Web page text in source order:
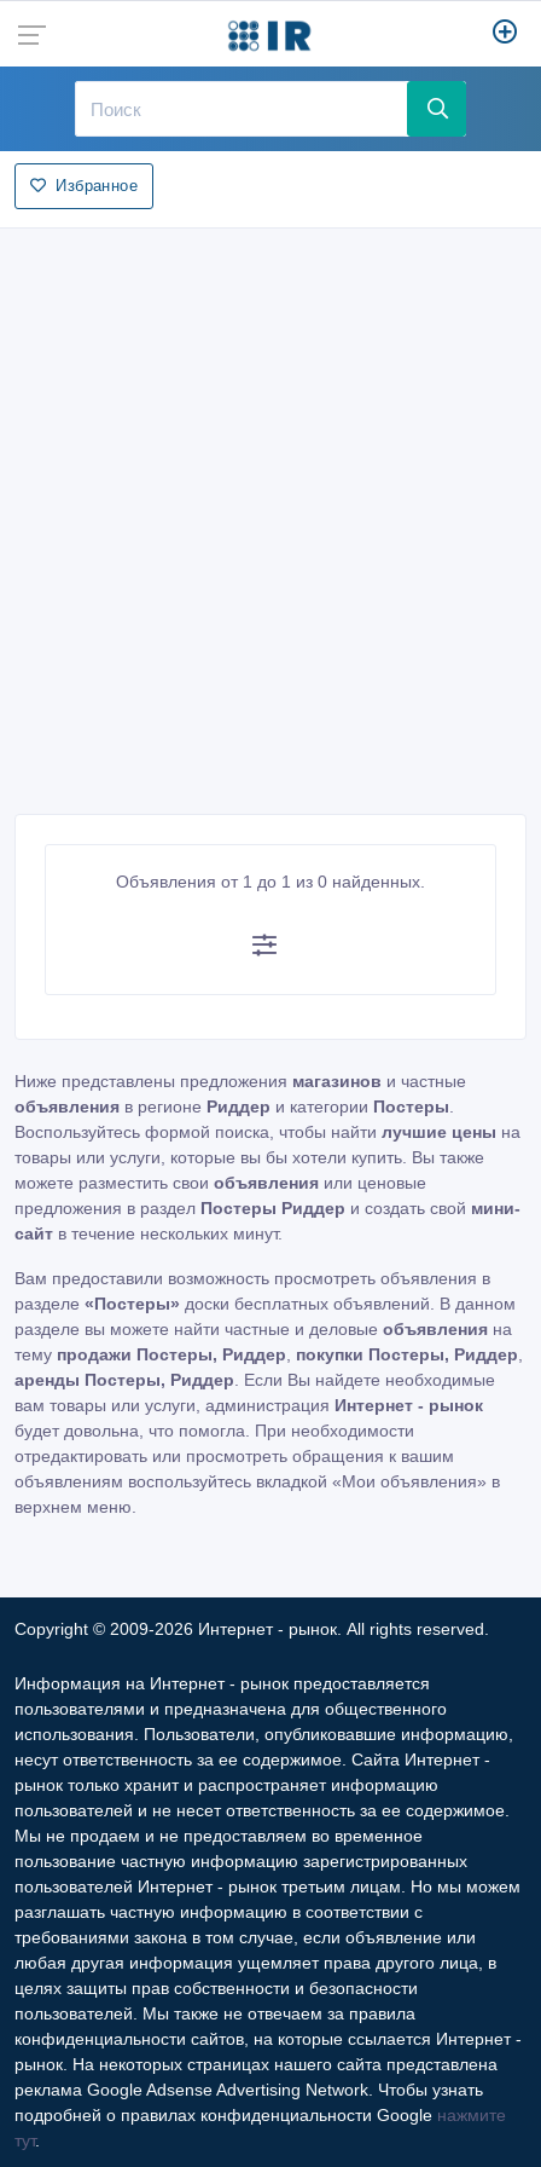
Избранное
Объявления от 1 до 1 из 0 найденных.
Ниже представлены предложения магазинов и частные
объявления в регионе Риддер и категории Постеры
Воспользуйтесь формой поиска, чтобы найти лучшие цены на
товары или услуги, которые вы бы хотели купить. Вы также
можете разместить свои объявления или ценовые
предложения в раздел Постеры Риддер и создать свой мини-
сайт в течение нескольких минут.
Вам предоставили возможность просмотреть объявления в
разделе «Постеры» доски бесплатных объявлений. В данном
разделе вы можете найти частные и деловые объявления на
тему продажи Постеры, Риддер покупки Постеры, Риддер
аренды Постеры, Риддер . Если Вы найдете необходимые
вам товары или услуги, администрация Интернет - рынок
будет довольна, что помогла. При необходимости
отредактировать или просмотреть обращения к вашим
объявлениям воспользуйтесь вкладкой «Мои объявления» в
верхнем меню.
Copyright © 2009-2026 Интернет - рынок. All rights reserved.
Информация на Интернет - рынок предоставляется
пользователями и предназначена для общественного
использования. Пользователи, опубликовавшие информацию,
несут ответственность за ее содержимое. Сайта Интернет -
рынок только хранит и распространяет информацию
пользователей и не несет ответственность за ее содержимое.
Мы не продаем и не предоставляем во временное
пользование частную информацию зарегистрированных
пользователей Интернет - рынок третьим лицам. Но мы можем
разглашать частную информацию в соответствии с
требованиями закона в том случае, если объявление или
любая другая информация ущемляет права другого лица, в
целях защиты прав собственности и безопасности
пользователей. Мы также не отвечаем за правила
конфиденциальности сайтов, на которые ссылается Интернет -
рынок. На некоторых страницах нашего сайта представлена
реклама Google Adsense Advertising Network. Чтобы узнать
подробней о правилах конфиденциальности Google нажмите
тут.